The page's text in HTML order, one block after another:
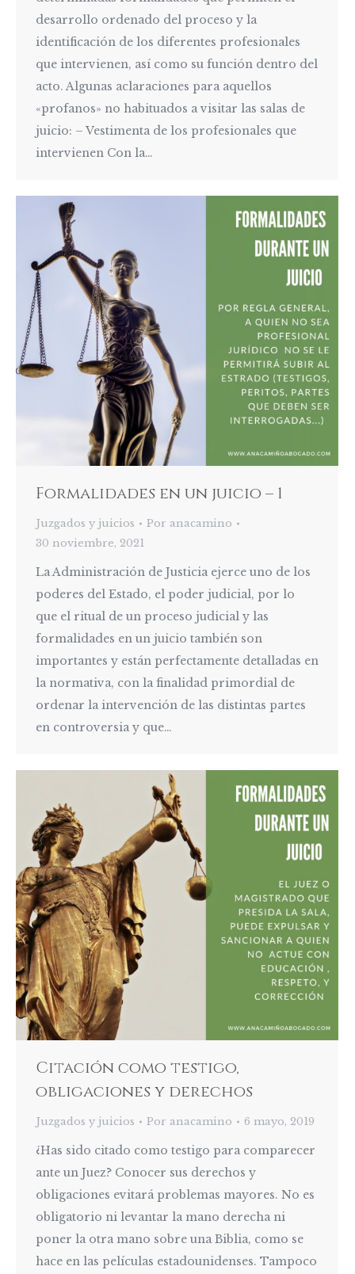
desarrollo ordenado del proceso y la
identificación de los diferentes profesionales
que intervienen, así como su función dentro del
acto. Algunas aclaraciones para aquellos
«profanos» no habituados a visitar las salas de
juicio: – Vestimenta de los profesionales que
intervienen Con la…
Formalidades en un juicio – 1
Juzgados y juicios Por anacamino
30 noviembre, 2021
La Administración de Justicia ejerce uno de los
poderes del Estado, el poder judicial, por lo
que el ritual de un proceso judicial y las
formalidades en un juicio también son
importantes y están perfectamente detalladas en
la normativa, con la finalidad primordial de
ordenar la intervención de las distintas partes
en controversia y que…
Citación como testigo,
obligaciones y derechos
Juzgados y juicios Por anacamino 6 mayo, 2019
¿Has sido citado como testigo para comparecer
ante un Juez? Conocer sus derechos y
obligaciones evitará problemas mayores. No es
obligatorio ni levantar la mano derecha ni
poner la otra mano sobre una Biblia, como se
hace en las películas estadounidenses. Tampoco